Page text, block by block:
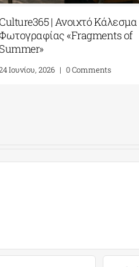
Culture365 | Ανοιχτό Κάλεσμα
Φωτογραφίας «Fragments of
Summer»
24 Ιουνίου, 2026 0 Comments